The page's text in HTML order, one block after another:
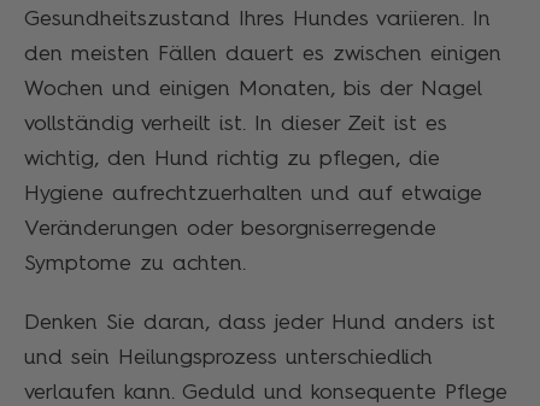
Gesundheitszustand Ihres Hundes variieren. In
den meisten Fällen dauert es zwischen einigen
Wochen und einigen Monaten, bis der Nagel
vollständig verheilt ist. In dieser Zeit ist es
wichtig, den Hund richtig zu pflegen, die
Hygiene aufrechtzuerhalten und auf etwaige
Veränderungen oder besorgniserregende
Symptome zu achten.
Denken Sie daran, dass jeder Hund anders ist
und sein Heilungsprozess unterschiedlich
verlaufen kann. Geduld und konsequente Pflege